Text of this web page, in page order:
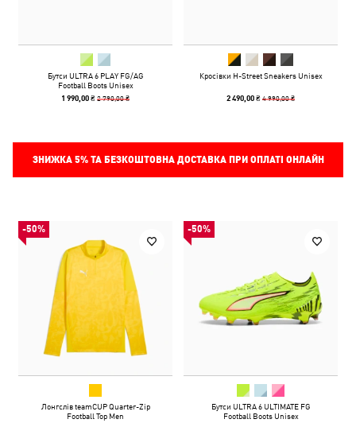
Бутси ULTRA 6 PLAY FG/AG
Football Boots Unisex
1 990,00 ₴2 790,00 ₴
Кросівки H-Street Sneakers Unisex
2 490,00 ₴4 990,00 ₴
ЗНИЖКА 5%ТА БЕЗКОШТОВНА ДОСТАВКА ПРИ ОПЛАТІ ОНЛАЙН
-50%
Лонгслів teamCUP Quarter-Zip
Football Top Men
-50%
Бутси ULTRA 6 ULTIMATE FG
Football Boots Unisex